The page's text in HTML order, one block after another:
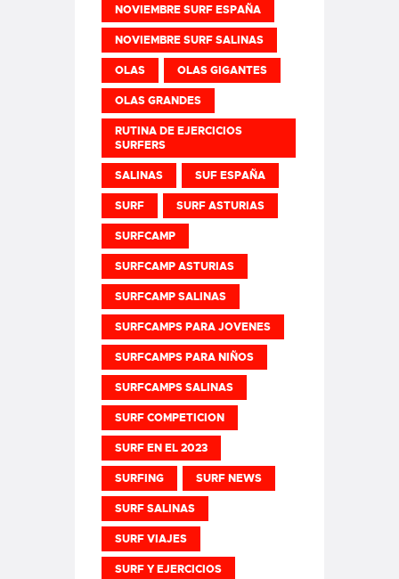
NOVIEMBRE SURF ESPAÑA
NOVIEMBRE SURF SALINAS
OLAS OLAS GIGANTES
OLAS GRANDES
RUTINA DE EJERCICIOS
SURFERS
SALINAS SUF ESPAÑA
SURF SURF ASTURIAS
SURFCAMP
SURFCAMP ASTURIAS
SURFCAMP SALINAS
SURFCAMPS PARA JOVENES
SURFCAMPS PARA NIÑOS
SURFCAMPS SALINAS
SURF COMPETICION
SURF EN EL 2023
SURFING SURF NEWS
SURF SALINAS
SURF VIAJES
SURF Y EJERCICIOS